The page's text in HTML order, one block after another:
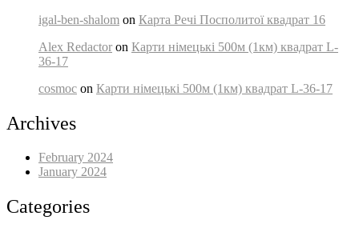
igal-ben-shalom on Карта Речі Посполитої квадрат 16
Alex Redactor on Карти німецькі 500м (1км) квадрат L-
36-17
cosmoc on Карти німецькі 500м (1км) квадрат L-36-17
Archives
February 2024
January 2024
Categories